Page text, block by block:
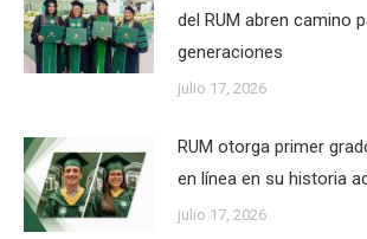
del RUM abren camino
generaciones
julio 17, 2026
RUM otorga primer
en línea en su historia
julio 17, 2026